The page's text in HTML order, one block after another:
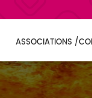
ASSOCIATIONS /